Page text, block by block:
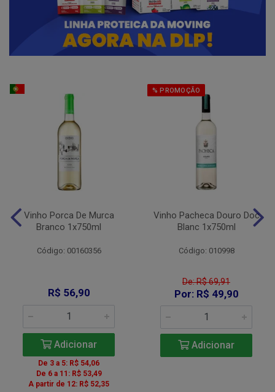
Vinho Porca De Murca
Branco 1x750ml
Código: 00160356
R$ 56,90
Adicionar
De 3 a 5: R$ 54,06
De 6 a 11: R$ 53,49
A partir de 12: R$ 52,35
% PROMOÇÃO
Vinho Pacheca Douro Doc
Blanc 1x750ml
Código: 010998
De: R$ 69,91
Por: R$ 49,90
Adicionar